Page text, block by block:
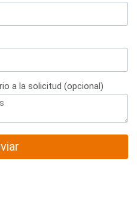
a la solicitud (opcional)